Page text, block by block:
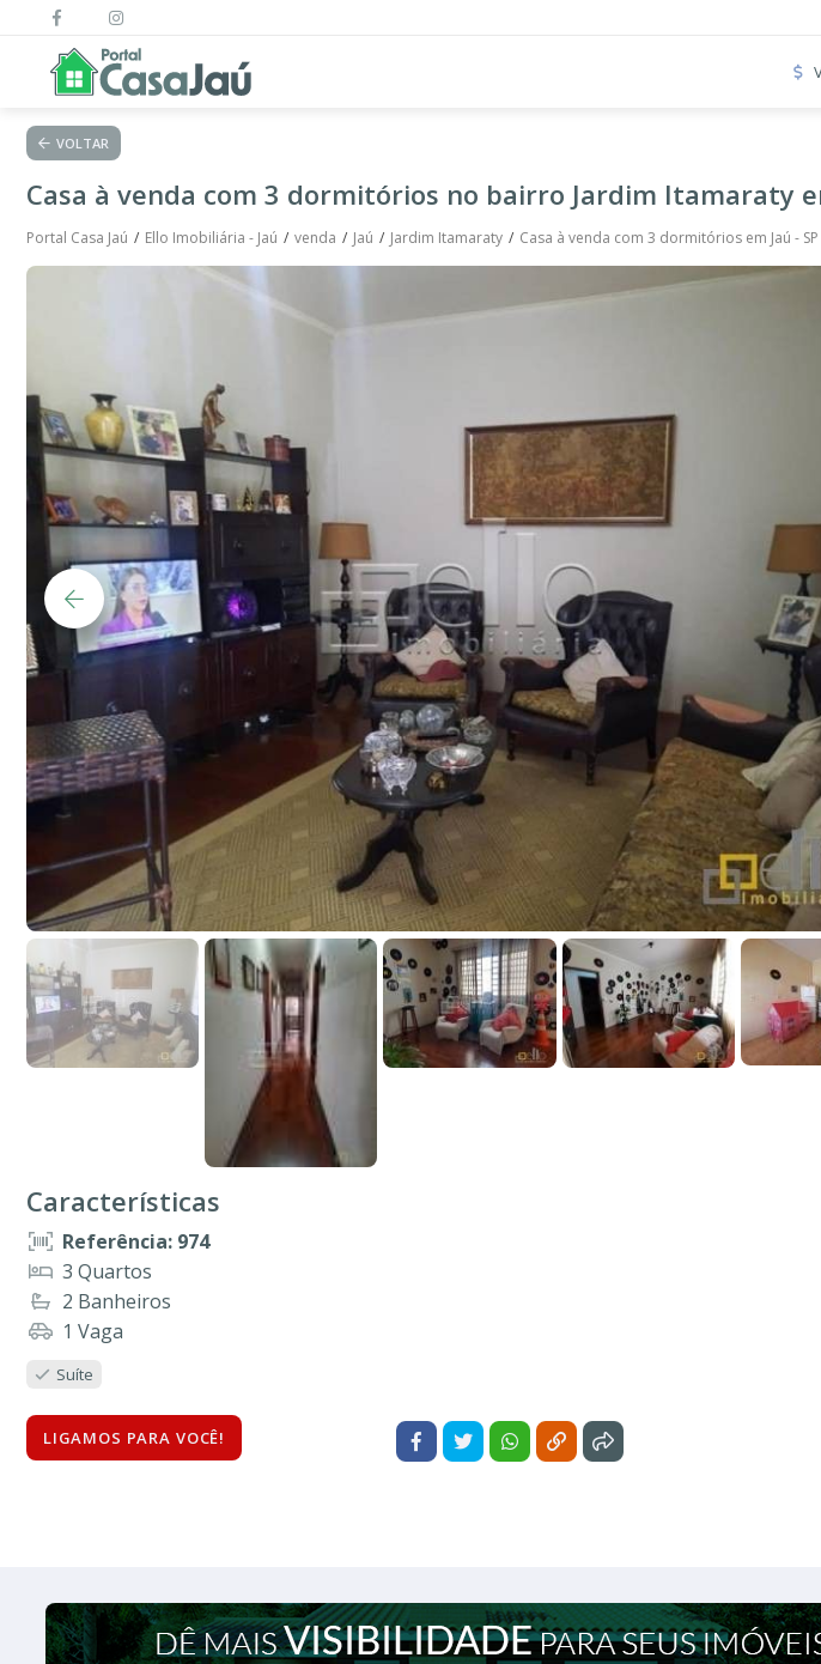
VOLTAR
Casa à venda com 3 dormitórios no bairro Jardim Itamaraty
Portal Casa Jaú Ello Imobiliária - Jaú venda Jaú Jardim Itamaraty Casa à venda com 3 dormitórios em Jaú - SP
Características
Referência: 974
3 Quartos
2 Banheiros
1 Vaga
Suíte
LIGAMOS PARA VOCÊ!